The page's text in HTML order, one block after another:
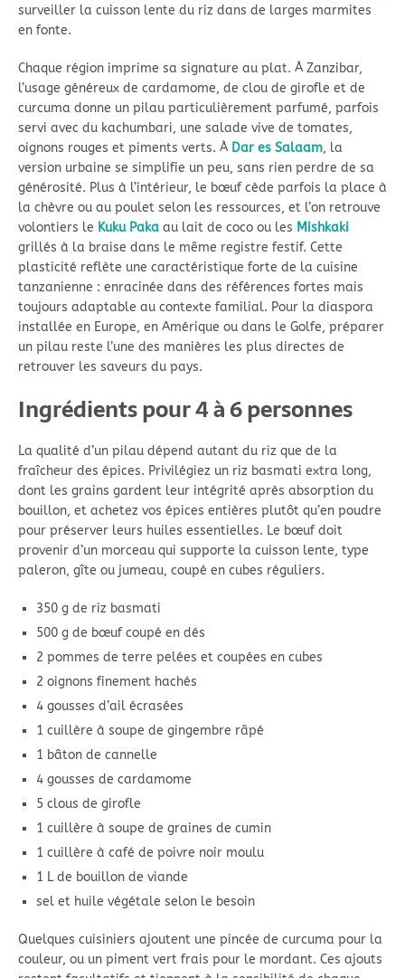
surveiller la cuisson lente du riz dans de larges marmites
en fonte.
Chaque région imprime sa signature au plat. À Zanzibar,
l’usage généreux de cardamome, de clou de girofle et de
curcuma donne un pilau particulièrement parfumé, parfois
servi avec du kachumbari, une salade vive de tomates,
oignons rouges et piments verts. À Dar es Salaam, la
version urbaine se simplifie un peu, sans rien perdre de sa
générosité. Plus à l’intérieur, le bœuf cède parfois la place à
la chèvre ou au poulet selon les ressources, et l’on retrouve
volontiers le Kuku Paka au lait de coco ou les Mishkaki
grillés à la braise dans le même registre festif. Cette
plasticité reflète une caractéristique forte de la cuisine
tanzanienne : enracinée dans des références fortes mais
toujours adaptable au contexte familial. Pour la diaspora
installée en Europe, en Amérique ou dans le Golfe, préparer
un pilau reste l’une des manières les plus directes de
retrouver les saveurs du pays.
Ingrédients pour 4 à 6 personnes
La qualité d’un pilau dépend autant du riz que de la
fraîcheur des épices. Privilégiez un riz basmati extra long,
dont les grains gardent leur intégrité après absorption du
bouillon, et achetez vos épices entières plutôt qu’en poudre
pour préserver leurs huiles essentielles. Le bœuf doit
provenir d’un morceau qui supporte la cuisson lente, type
paleron, gîte ou jumeau, coupé en cubes réguliers.
350 g de riz basmati
500 g de bœuf coupé en dés
2 pommes de terre pelées et coupées en cubes
2 oignons finement hachés
4 gousses d’ail écrasées
1 cuillère à soupe de gingembre râpé
1 bâton de cannelle
4 gousses de cardamome
5 clous de girofle
1 cuillère à soupe de graines de cumin
1 cuillère à café de poivre noir moulu
1 L de bouillon de viande
sel et huile végétale selon le besoin
Quelques cuisiniers ajoutent une pincée de curcuma pour la
couleur, ou un piment vert frais pour le mordant. Ces ajouts